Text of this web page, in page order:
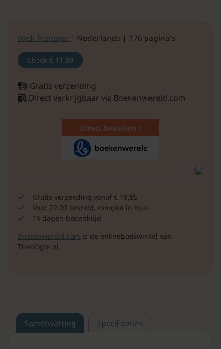
Niek Tramper | Nederlands | 176 pagina's
Ebook € 11.99
Gratis verzending
Direct verkrijgbaar via Boekenwereld.com
Direct bestellen
Gratis verzending vanaf € 19,95
Voor 22:00 besteld, morgen in huis
14 dagen bedenktijd
Boekenwereld.com is de onlineboekwinkel van
Theologie.nl
Samenvatting Specificaties